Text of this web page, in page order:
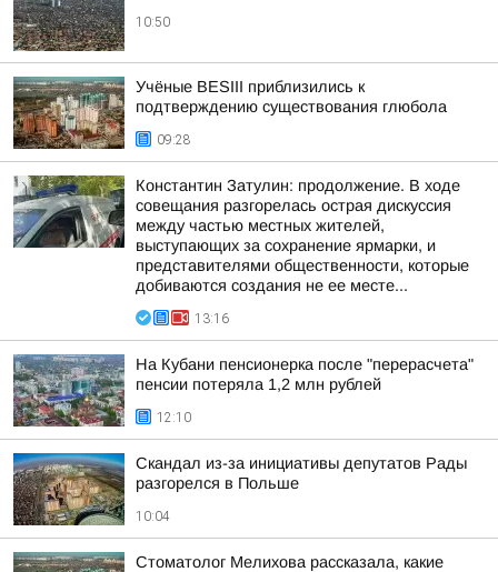
10:50
Учёные BESIII приблизились к
подтверждению существования глюбола
09:28
Константин Затулин: продолжение. В ходе
совещания разгорелась острая дискуссия
между частью местных жителей,
выступающих за сохранение ярмарки, и
представителями общественности, которые
добиваются создания не ее месте...
13:16
На Кубани пенсионерка после "перерасчета"
пенсии потеряла 1,2 млн рублей
12:10
Скандал из-за инициативы депутатов Рады
разгорелся в Польше
10:04
Стоматолог Мелихова рассказала, какие